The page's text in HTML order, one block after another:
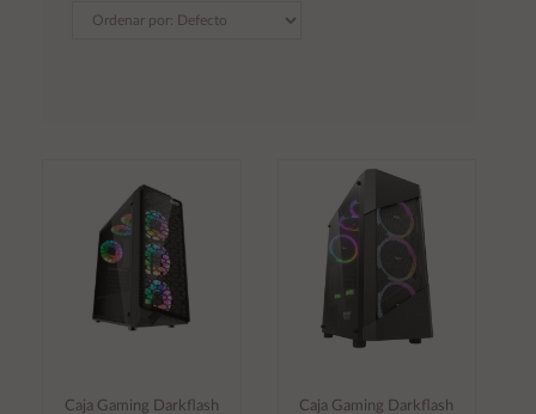
Caja Gaming Darkflash
Caja Gaming Darkflash